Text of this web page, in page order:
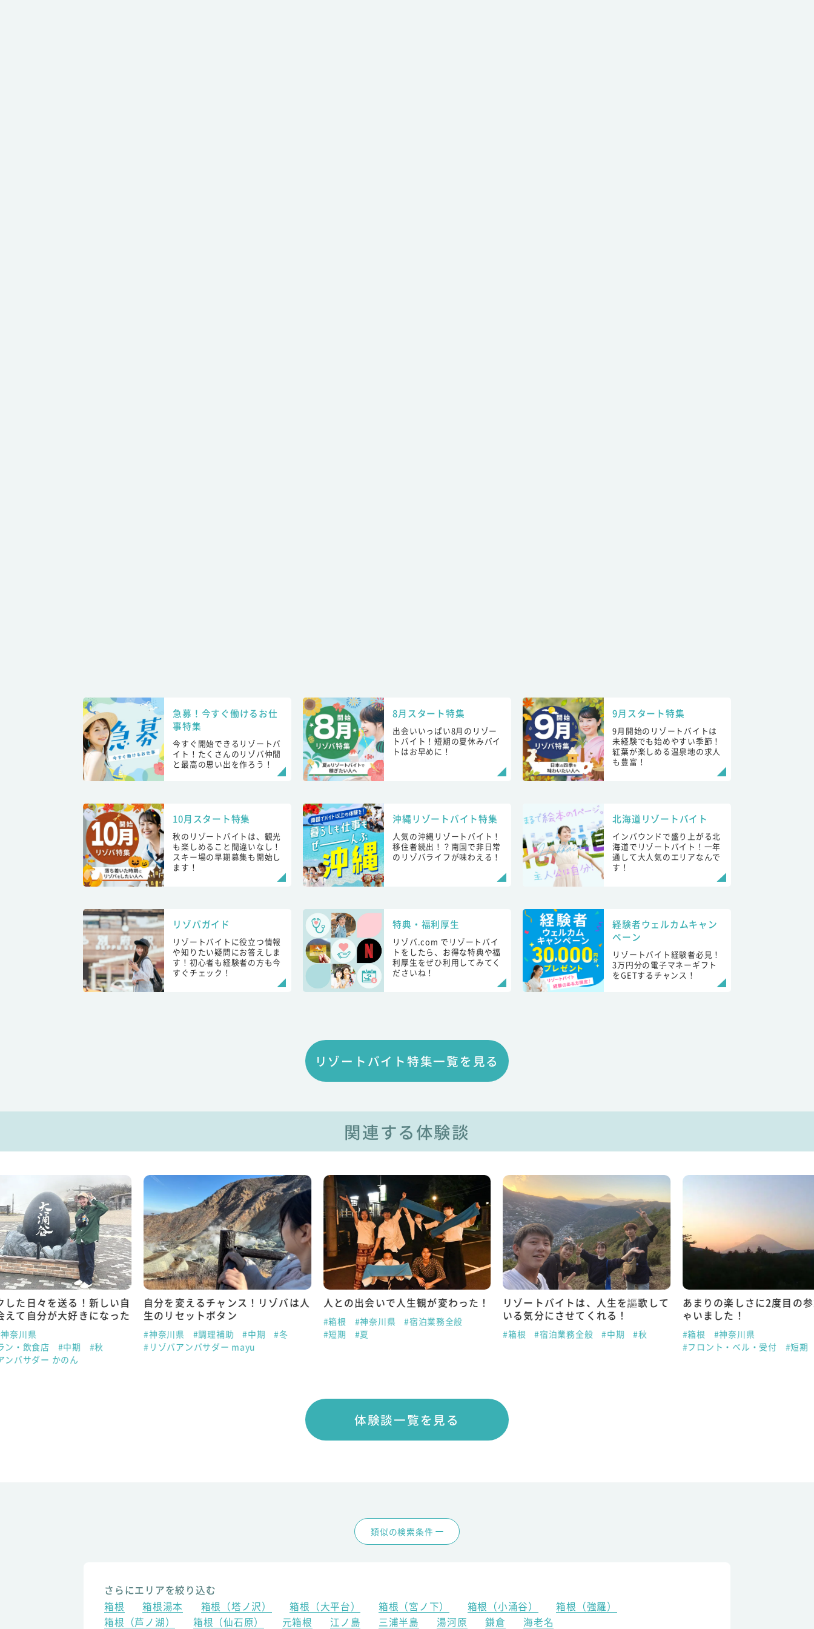
急募！今すぐ働けるお仕
事特集
今すぐ開始できるリゾートバ
イト！たくさんのリゾバ仲間
と最高の思い出を作ろう！
8月スタート特集
出会いいっぱい8月のリゾー
トバイト！短期の夏休みバイ
トはお早めに！
9月スタート特集
9月開始のリゾートバイトは
未経験でも始めやすい季節！
紅葉が楽しめる温泉地の求人
も豊富！
10月スタート特集
秋のリゾートバイトは、観光
も楽しめること間違いなし！
スキー場の早期募集も開始し
ます！
沖縄リゾートバイト特集
人気の沖縄リゾートバイト！
移住者続出！？南国で非日常
のリゾバライフが味わえる！
北海道リゾートバイト
インバウンドで盛り上がる北
海道でリゾートバイト！一年
通して大人気のエリアなんで
す！
リゾバガイド
リゾートバイトに役立つ情報
や知りたい疑問にお答えしま
す！初心者も経験者の方も今
すぐチェック！
特典・福利厚生
リゾバ.com でリゾートバイ
トをしたら、お得な特典や福
利厚生をぜひ利用してみてく
ださいね！
経験者ウェルカムキャン
ペーン
リゾートバイト経験者必見！
3万円分の電子マネーギフト
をGETするチャンス！
リゾートバイト特集一覧を見る
関連する体験談
した日々を送る！新しい自
えて自分が大好きになった
奈川県
ン・飲食店
#中期
#秋
ンバサダー かのん
自分を変えるチャンス！リゾバは人
生のリセットボタン
#神奈川県 #調理補助 #中期
#冬
#リゾバアンバサダー mayu
人との出会いで人生観が変わった！
#箱根 #神奈川県
#宿泊業務全般
#短期
#夏
リゾートバイトは、人生を謳歌して
いる気分にさせてくれる！
#箱根 #宿泊業務全般 #中期 #秋
あまりの楽しさに2度目の
ゃいました！
#箱根
#神奈川県
#フロント・ベル・受付
#短期
体験談一覧を見る
類似の検索条件
さらにエリアを絞り込む
箱根
箱根湯本 箱根（塔ノ沢） 箱根（大平台） 箱根（宮ノ下） 箱根（小涌谷）
箱根（強羅）
箱根（芦ノ湖）
箱根（仙石原） 元箱根 江ノ島 三浦半島 湯河原 鎌倉 海老名